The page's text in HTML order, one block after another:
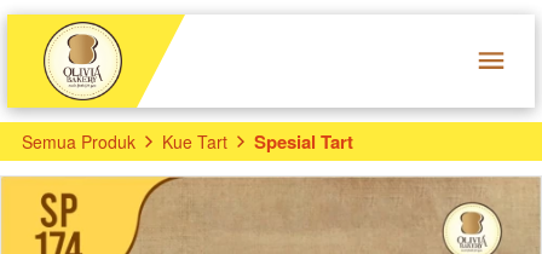
Semua Produk Kue Tart Spesial Tart